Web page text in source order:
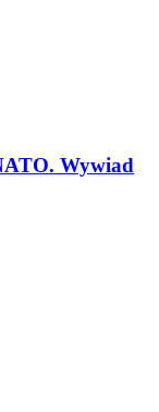
Wywiad